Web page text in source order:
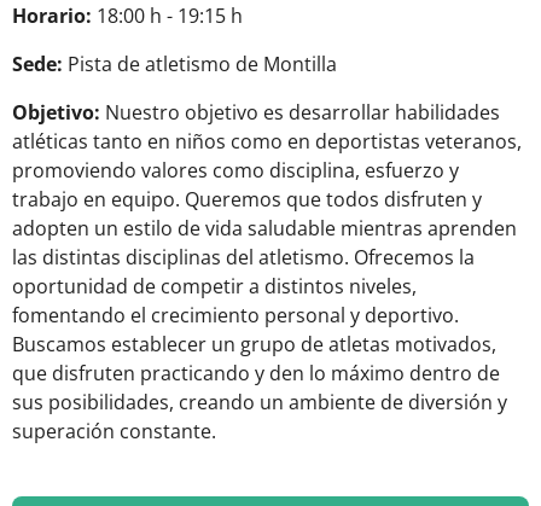
Horario: 18:00 h - 19:15 h
Sede: Pista de atletismo de Montilla
Objetivo: Nuestro objetivo es desarrollar habilidades
atléticas tanto en niños como en deportistas veteranos,
promoviendo valores como disciplina, esfuerzo y
trabajo en equipo. Queremos que todos disfruten y
adopten un estilo de vida saludable mientras aprenden
las distintas disciplinas del atletismo. Ofrecemos la
oportunidad de competir a distintos niveles,
fomentando el crecimiento personal y deportivo.
Buscamos establecer un grupo de atletas motivados,
que disfruten practicando y den lo máximo dentro de
sus posibilidades, creando un ambiente de diversión y
superación constante.